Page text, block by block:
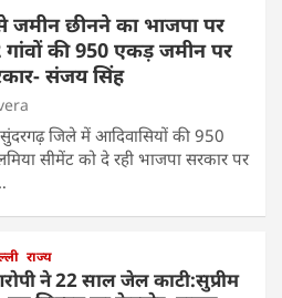
जमीन छीनने का भाजपा पर
की 950 एकड़ जमीन पर
संजय सिंह
जिले में आदिवासियों की 950
सीमेंट को दे रही भाजपा सरकार पर
राज्य
ने 22 साल जेल काटी:सुप्रीम